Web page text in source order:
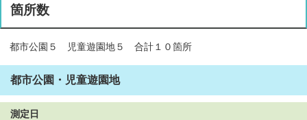
箇所数
都市公園５ 児童遊園地５ 合計１０箇所
都市公園・児童遊園地
測定日